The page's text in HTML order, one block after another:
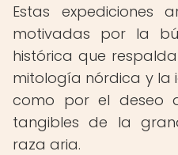
Estas expediciones
motivadas por la
histórica que
mitología nórdica y la
como por el deseo
tangibles de la
raza aria.